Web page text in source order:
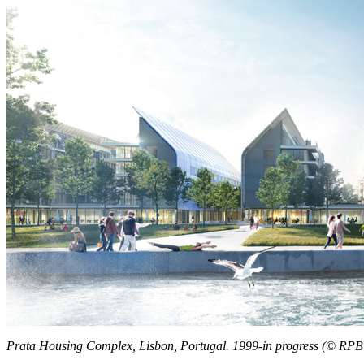
Prata Housing Complex, Lisbon, Portugal. 1999-in progress (©